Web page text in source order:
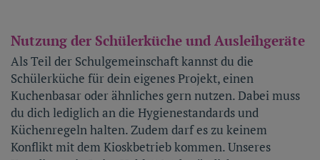
Nutzung der Schülerküche und Ausleihgeräte
Als Teil der Schulgemeinschaft kannst du die
Schülerküche für dein eigenes Projekt, einen
Kuchenbasar oder ähnliches gern nutzen. Dabei muss
du dich lediglich an die Hygienestandards und
Küchenregeln halten. Zudem darf es zu keinem
Konflikt mit dem Kioskbetrieb kommen. Unseres